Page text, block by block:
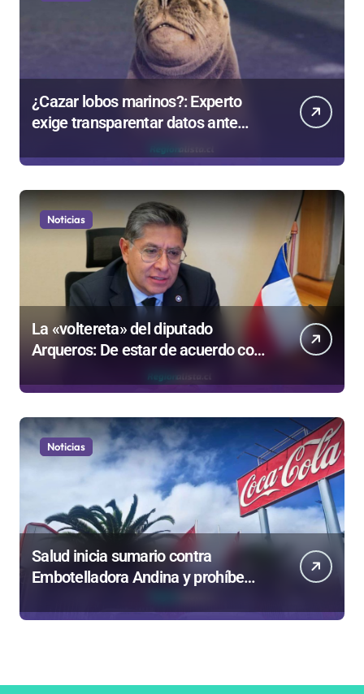
¿Cazar lobos marinos?: Experto
exige transparentar datos ante
Gobierno
Noticias
La «voltereta» del diputado
Arqueros: De estar de acuerdo con
privatizar Codelco a defender una
empresa 100% estatal
Noticias
Salud inicia sumario contra
Embotelladora Andina y prohíbe
laborales